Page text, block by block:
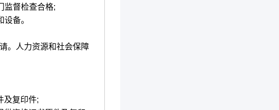
督检查合格;
备。
。人力资源和社会保障
及复印件;